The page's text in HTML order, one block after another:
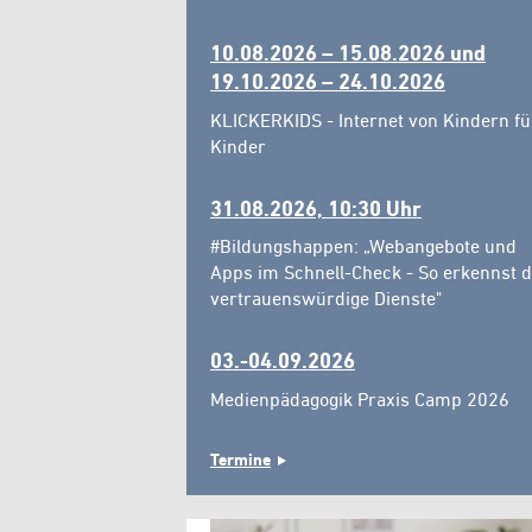
10.08.2026 – 15.08.2026 und
19.10.2026 – 24.10.2026
KLICKERKIDS - Internet von Kindern
Kinder
31.08.2026, 10:30 Uhr
#Bildungshappen: „Webangebote und
Apps im Schnell-Check - So erkennst
vertrauenswürdige Dienste"
03.-04.09.2026
Medienpädagogik Praxis Camp 2026
Termine